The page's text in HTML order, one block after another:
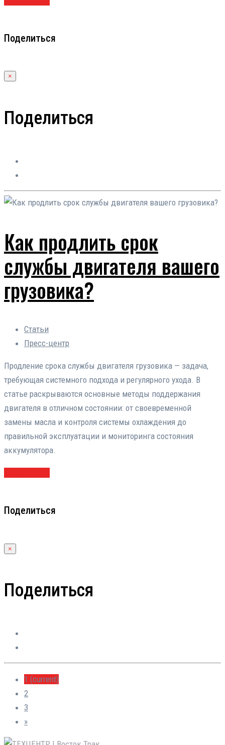
Поделиться
×
Поделиться
Как продлить срок
службы двигателя вашего
грузовика?
Статьи
Пресс-центр
Продление срока службы двигателя грузовика — задача,
требующая системного подхода и регулярного ухода. В
статье раскрываются основные методы поддержания
двигателя в отличном состоянии: от своевременной
замены масла и контроля системы охлаждения до
правильной эксплуатации и мониторинга состояния
аккумулятора.
Поделиться
×
Поделиться
1 (current)
2
3
»